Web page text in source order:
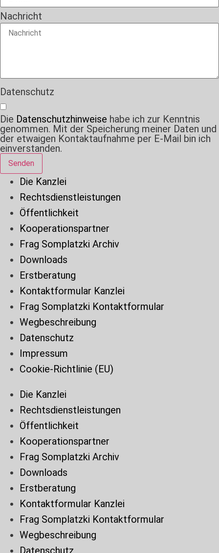
Nachricht
Datenschutz
Die Datenschutzhinweise habe ich zur Kenntnis
genommen. Mit der Speicherung meiner Daten und
der etwaigen Kontaktaufnahme per E-Mail bin ich
einverstanden.
Senden
Die Kanzlei
Rechtsdienstleistungen
Öffentlichkeit
Kooperationspartner
Frag Somplatzki Archiv
Downloads
Erstberatung
Kontaktformular Kanzlei
Frag Somplatzki Kontaktformular
Wegbeschreibung
Datenschutz
Impressum
Cookie-Richtlinie (EU)
Die Kanzlei
Rechtsdienstleistungen
Öffentlichkeit
Kooperationspartner
Frag Somplatzki Archiv
Downloads
Erstberatung
Kontaktformular Kanzlei
Frag Somplatzki Kontaktformular
Wegbeschreibung